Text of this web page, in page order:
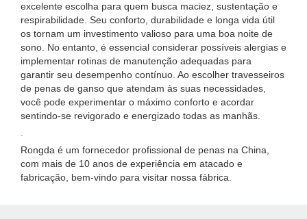
excelente escolha para quem busca maciez, sustentação e
respirabilidade. Seu conforto, durabilidade e longa vida útil
os tornam um investimento valioso para uma boa noite de
sono. No entanto, é essencial considerar possíveis alergias e
implementar rotinas de manutenção adequadas para
garantir seu desempenho contínuo. Ao escolher travesseiros
de penas de ganso que atendam às suas necessidades,
você pode experimentar o máximo conforto e acordar
sentindo-se revigorado e energizado todas as manhãs.
Rongda é um fornecedor profissional de penas na China,
com mais de 10 anos de experiência em atacado e
fabricação, bem-vindo para visitar nossa fábrica.